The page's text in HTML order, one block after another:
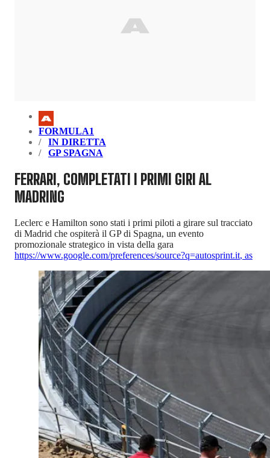
FORMULA1
IN DIRETTA
GP SPAGNA
FERRARI, COMPLETATI I PRIMI GIRI AL
MADRING
Leclerc e Hamilton sono stati i primi piloti a girare sul tracciato
di Madrid che ospiterà il GP di Spagna, un evento
promozionale strategico in vista della gara
https://www.google.com/preferences/source?q=autosprint.it, as